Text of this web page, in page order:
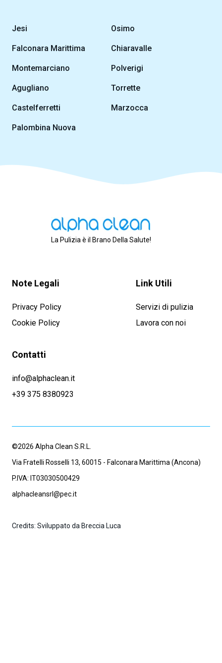
Jesi Osimo
Falconara Marittima Chiaravalle
Montemarciano Polverigi
Agugliano Torrette
Castelferretti Marzocca
Palombina Nuova
La Pulizia è il Brano Della Salute!
Note Legali
Privacy Policy
Cookie Policy
Link Utili
Servizi di pulizia
Lavora con noi
Contatti
info@alphaclean.it
+39 375 8380923
©2026 Alpha Clean S.R.L.
Via Fratelli Rosselli 13, 60015 - Falconara Marittima (Ancona)
P.IVA: IT03030500429
alphacleansrl@pec.it
Credits: Sviluppato da Breccia Luca